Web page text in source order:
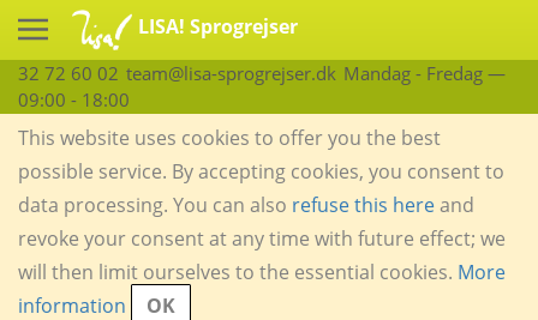
LISA! Sprogrejser
32 72 60 02 team@lisa-sprogrejser.dk Mandag - Fredag —
09:00 - 18:00
This website uses cookies to offer you the best
possible service. By accepting cookies, you consent to
data processing. You can also refuse this hereand
revoke your consent at any time with future effect; we
will then limit ourselves to the essential cookies. More
information
OK